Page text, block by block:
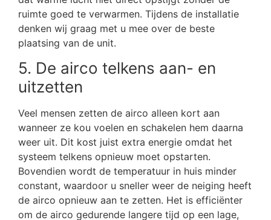
ruimte goed te verwarmen. Tijdens de installatie
denken wij graag met u mee over de beste
plaatsing van de unit.
5. De airco telkens aan- en
uitzetten
Veel mensen zetten de airco alleen kort aan
wanneer ze kou voelen en schakelen hem daarna
weer uit. Dit kost juist extra energie omdat het
systeem telkens opnieuw moet opstarten.
Bovendien wordt de temperatuur in huis minder
constant, waardoor u sneller weer de neiging heeft
de airco opnieuw aan te zetten. Het is efficiënter
om de airco gedurende langere tijd op een lage,